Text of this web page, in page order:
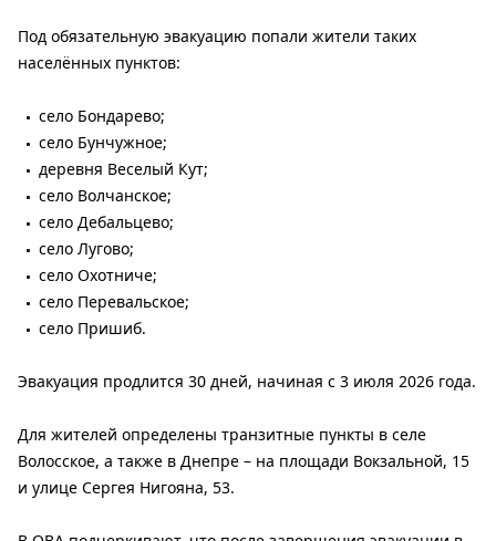
Под обязательную эвакуацию попали жители таких
населённых пунктов:
село Бондарево;
село Бунчужное;
деревня Веселый Кут;
село Волчанское;
село Дебальцево;
село Лугово;
село Охотниче;
село Перевальское;
село Пришиб.
Эвакуация продлится 30 дней, начиная с 3 июля 2026 года.
Для жителей определены транзитные пункты в селе
Волосское, а также в Днепре – на площади Вокзальной, 15
и улице Сергея Нигояна, 53.